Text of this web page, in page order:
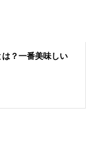
？一番美味しい